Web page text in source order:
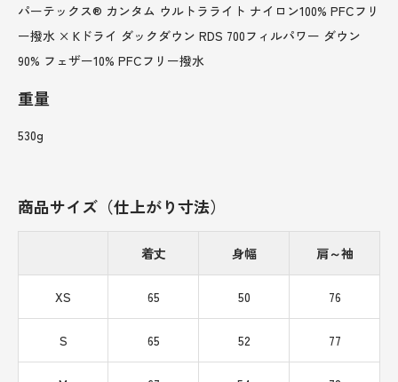
パーテックス® カンタム ウルトラライト ナイロン100% PFCフリ
ー撥水 × Kドライ ダックダウン RDS 700フィルパワー ダウン
90% フェザー10% PFCフリー撥水
重量
530g
商品サイズ（仕上がり寸法）
着丈 身幅 肩～袖
XS 65 50 76
S 65 52 77